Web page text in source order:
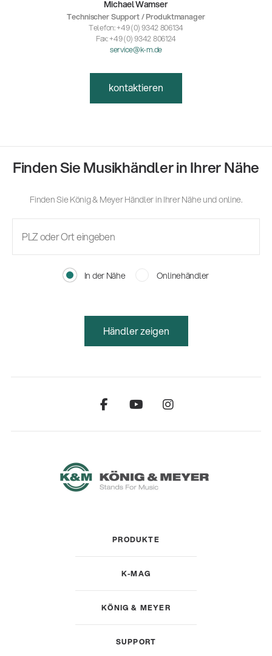
Michael Wamser
Technischer Support / Produktmanager
Telefon: +49 (0) 9342 806134
Fax: +49 (0) 9342 806124
service@k-m.de
kontaktieren
Finden Sie Musikhändler in Ihrer Nähe
Finden Sie König & Meyer Händler in Ihrer Nähe und online.
In der Nähe Onlinehändler
Händler zeigen
PRODUKTE
K-MAG
KÖNIG & MEYER
SUPPORT